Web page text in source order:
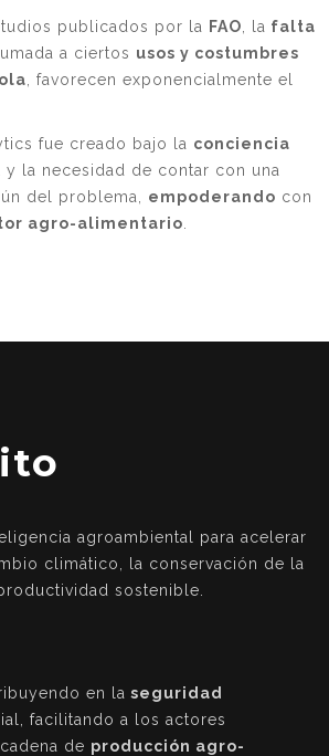
publicados por la FAO , la falta
a ciertos usos y costumbres
, favorecen exponencialmente el
fue creado bajo la conciencia
la necesidad de contar con una
del problema, empoderando con
agro-alimentario
agroambiental para acelerar
climático, la conservación de la
sostenible.
en la seguridad
facilitando a los actores
de producción agro-